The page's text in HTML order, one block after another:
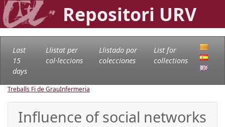
Repositori URV
Last
15
days
Llistat per
col·leccions
Llistado por
colecciones
List for
collections
Treballs Fi de GrauInfermeria
Influence of social networks